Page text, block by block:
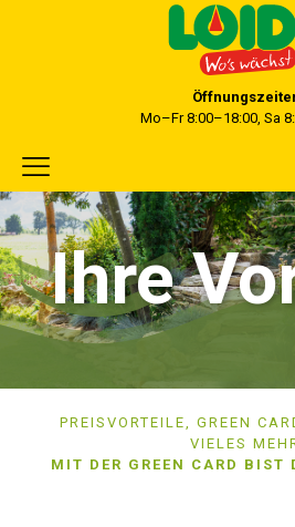
Mo–Fr 8:00–18:00, Sa
Ihre
PREISVORTEILE, GREEN
VIELES
MIT DER GREEN CARD BIST